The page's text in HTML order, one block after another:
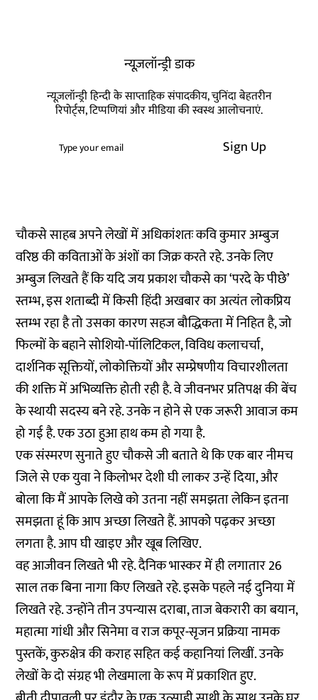
न्यूज़लॉन्ड्री डाक
न्यूज़लॉन्ड्री हिन्दी के साप्ताहिक संपादकीय, चुनिंदा बेहतरीन
रिपोर्ट्स, टिप्पणियां और मीडिया की स्वस्थ आलोचनाएं.
Sign Up
चौकसे साहब अपने लेखों में अधिकांशतः कवि कुमार अम्बुज
वरिष्ठ की कविताओं के अंशों का जिक्र करते रहे. उनके लिए
अम्बुज लिखते हैं कि यदि जय प्रकाश चौकसे का ‘परदे के पीछे’
स्तम्भ, इस शताब्दी में किसी हिंदी अखबार का अत्यंत लोकप्रिय
स्तम्भ रहा है तो उसका कारण सहज बौद्धिकता में निहित है, जो
फिल्मों के बहाने सोशियो-पॉलिटिकल, विविध कलाचर्चा,
दार्शनिक सूक्तियों, लोकोक्तियों और सम्प्रेषणीय विचारशीलता
की शक्ति में अभिव्यक्ति होती रही है. वे जीवनभर प्रतिपक्ष की बेंच
के स्थायी सदस्य बने रहे. उनके न होने से एक जरूरी आवाज कम
हो गई है. एक उठा हुआ हाथ कम हो गया है.
एक संस्मरण सुनाते हुए चौकसे जी बताते थे कि एक बार नीमच
जिले से एक युवा ने किलोभर देशी घी लाकर उन्हें दिया, और
बोला कि मैं आपके लिखे को उतना नहीं समझता लेकिन इतना
समझता हूं कि आप अच्छा लिखते हैं. आपको पढ़कर अच्छा
लगता है. आप घी खाइए और खूब लिखिए.
वह आजीवन लिखते भी रहे. दैनिक भास्कर में ही लगातार 26
साल तक बिना नागा किए लिखते रहे. इसके पहले नई दुनिया में
लिखते रहे. उन्होंने तीन उपन्यास दराबा, ताज बेकरारी का बयान,
महात्मा गांधी और सिनेमा व राज कपूर-सृजन प्रक्रिया नामक
पुस्तकें, कुरुक्षेत्र की कराह सहित कई कहानियां लिखीं. उनके
लेखों के दो संग्रह भी लेखमाला के रूप में प्रकाशित हुए.